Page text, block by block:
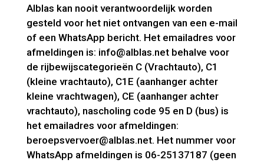
Alblas kan nooit verantwoordelijk worden
gesteld voor het niet ontvangen van een e-mail
of een WhatsApp bericht. Het emailadres voor
afmeldingen is: info@alblas.net behalve voor
de rijbewijscategorieën C (Vrachtauto), C1
(kleine vrachtauto), C1E (aanhanger achter
kleine vrachtwagen), CE (aanhanger achter
vrachtauto), nascholing code 95 en D (bus) is
het emailadres voor afmeldingen:
beroepsvervoer@alblas.net. Het nummer voor
WhatsApp afmeldingen is 06-25137187 (geen